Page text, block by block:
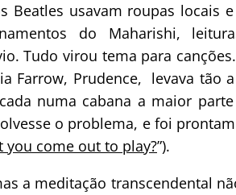
Beatles usavam roupas locais
do Maharishi,
Tudo virou tema para
Farrow, Prudence, levava tão
numa cabana a maior
o problema, e foi
you come out to play?”).
a meditação transcendental